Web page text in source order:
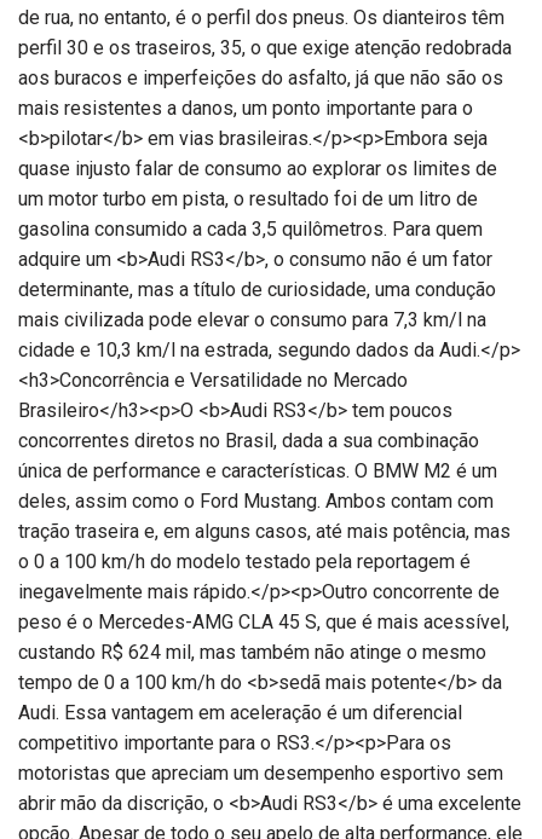
de rua, no entanto, é o perfil dos pneus. Os dianteiros têm
perfil 30 e os traseiros, 35, o que exige atenção redobrada
aos buracos e imperfeições do asfalto, já que não são os
mais resistentes a danos, um ponto importante para o
<b>pilotar</b> em vias brasileiras.</p><p>Embora seja
quase injusto falar de consumo ao explorar os limites de
um motor turbo em pista, o resultado foi de um litro de
gasolina consumido a cada 3,5 quilômetros. Para quem
adquire um <b>Audi RS3</b>, o consumo não é um fator
determinante, mas a título de curiosidade, uma condução
mais civilizada pode elevar o consumo para 7,3 km/l na
cidade e 10,3 km/l na estrada, segundo dados da Audi.</p>
<h3>Concorrência e Versatilidade no Mercado
Brasileiro</h3><p>O <b>Audi RS3</b> tem poucos
concorrentes diretos no Brasil, dada a sua combinação
única de performance e características. O BMW M2 é um
deles, assim como o Ford Mustang. Ambos contam com
tração traseira e, em alguns casos, até mais potência, mas
o 0 a 100 km/h do modelo testado pela reportagem é
inegavelmente mais rápido.</p><p>Outro concorrente de
peso é o Mercedes-AMG CLA 45 S, que é mais acessível,
custando R$ 624 mil, mas também não atinge o mesmo
tempo de 0 a 100 km/h do <b>sedã mais potente</b> da
Audi. Essa vantagem em aceleração é um diferencial
competitivo importante para o RS3.</p><p>Para os
motoristas que apreciam um desempenho esportivo sem
abrir mão da discrição, o <b>Audi RS3</b> é uma excelente
opção. Apesar de todo o seu apelo de alta performance, ele